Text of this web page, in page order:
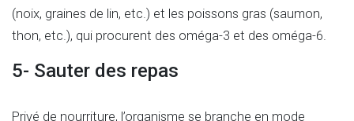
(noix, graines de lin, etc.) et les poissons gras (saumon,
thon, etc.), qui procurent des oméga-3 et des oméga-6.
5- Sauter des repas
Privé de nourriture, l’organisme se branche en mode